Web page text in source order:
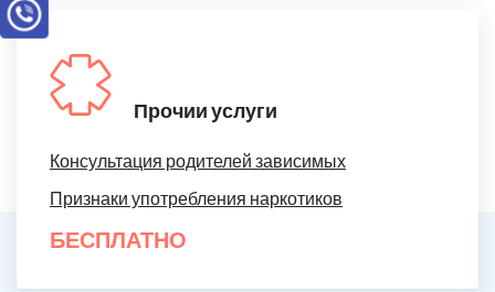
Прочии услуги
Консультация родителей зависимых
Признаки употребления наркотиков
БЕСПЛАТНО